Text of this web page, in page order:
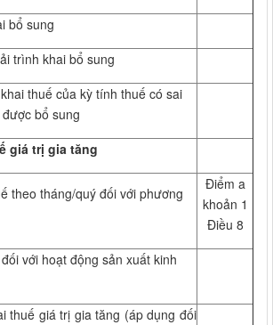
bổ sung
trình khai bổ sung
thuế của kỳ tính thuế có sai
bổ sung
giá trị gia tăng
theo tháng/quý đối với phương
Điểm a
khoản 1
Điều 8
với hoạt động sản xuất kinh
thuế giá trị gia tăng (áp dụng đối